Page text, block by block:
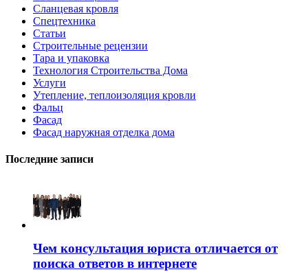
Сланцевая кровля
Спецтехника
Статьи
Строительные рецензии
Тара и упаковка
Технология Строительства Дома
Услуги
Утепление, теплоизоляция кровли
Фальц
Фасад
Фасад наружная отделка дома
Последние записи
Чем консультация юриста отличается от
поиска ответов в интернете